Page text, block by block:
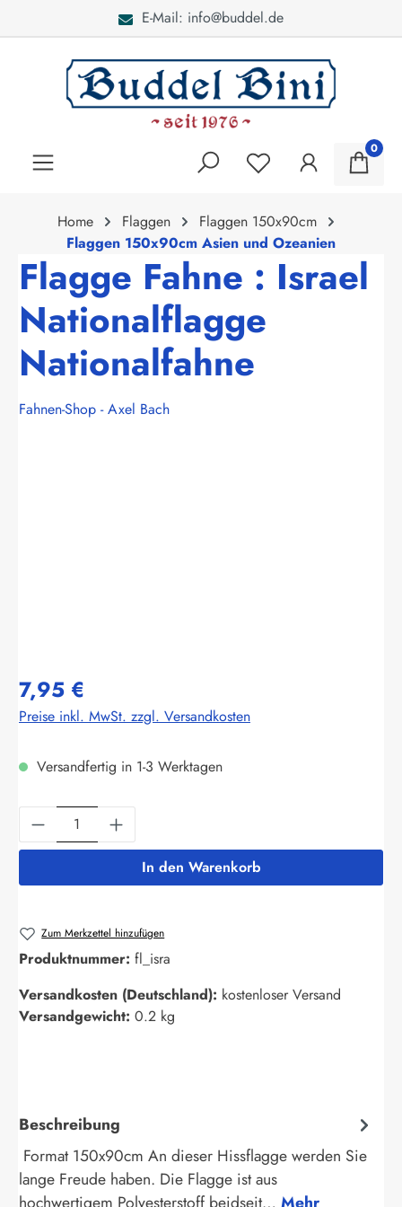
E-Mail: info@buddel.de
0
Home Flaggen
Flaggen 150x90cm
Flaggen 150x90cm Asien und Ozeanien
Flagge Fahne : Israel
Nationalflagge
Nationalfahne
Fahnen-Shop - Axel Bach
7,95 €
Preise inkl. MwSt. zzgl. Versandkosten
Versandfertig in 1-3 Werktagen
Produkt Anzahl: Gib den gewünschten
In den Warenkorb
Zum Merkzettel hinzufügen
Produktnummer: fl_isra
Versandkosten (Deutschland): kostenloser Versand
Versandgewicht: 0.2 kg
Beschreibung
Format 150x90cm An dieser Hissflagge werden Sie
lange Freude haben. Die Flagge ist aus